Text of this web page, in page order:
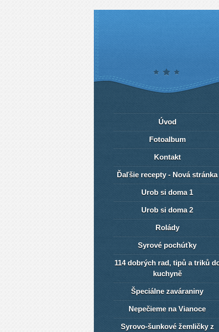
Úvod
Fotoalbum
Kontakt
Ďaľšie recepty - Nová stránka
Urob si doma 1
Urob si doma 2
Rolády
Syrové pochúťky
114 dobrých rad, tipů a triků
kuchyně
Špeciálne zaváraniny
Nepečieme na Vianoce
Syrovo-šunkové žemličky z